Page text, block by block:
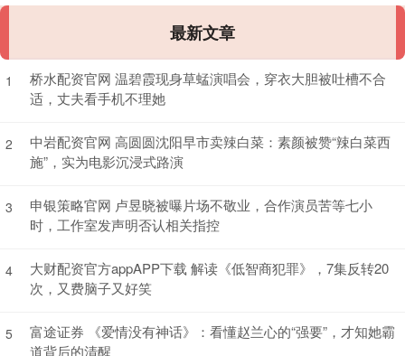
最新文章
1
桥水配资官网 温碧霞现身草蜢演唱会，穿衣大胆被吐槽不合
适，丈夫看手机不理她
2
中岩配资官网 高圆圆沈阳早市卖辣白菜：素颜被赞“辣白菜西
施”，实为电影沉浸式路演
3
申银策略官网 卢昱晓被曝片场不敬业，合作演员苦等七小
时，工作室发声明否认相关指控
4
大财配资官方appAPP下载 解读《低智商犯罪》，7集反转20
次，又费脑子又好笑
5
富途证券 《爱情没有神话》：看懂赵兰心的“强要”，才知她霸
道背后的清醒